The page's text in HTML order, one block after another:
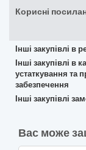
Корисні
Інші закупівлі в
Інші закупівлі в
устаткування та
забезпечення
Інші закупівлі
Вас може